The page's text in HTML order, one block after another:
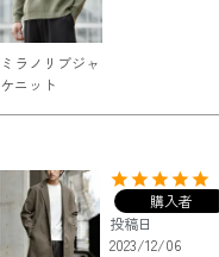
ミラノリブジャ
ケニット
購入者
投稿日
2023/12/06